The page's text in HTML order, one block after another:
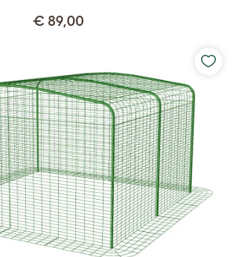
€ 89,00